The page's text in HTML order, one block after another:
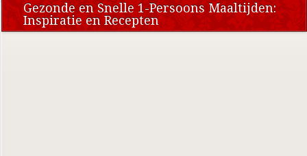
Gezonde en Snelle 1-Persoons Maaltijden:
Inspiratie en Recepten